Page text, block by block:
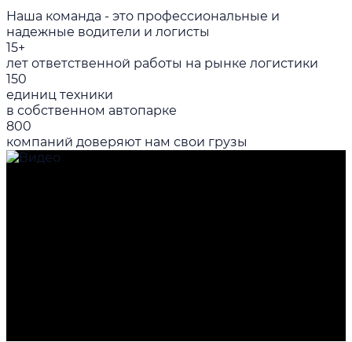
Наша команда - это профессиональные и
надежные водители и логисты
15+
лет ответственной работы на рынке логистики
150
единиц техники
в собственном автопарке
800
компаний доверяют нам свои грузы